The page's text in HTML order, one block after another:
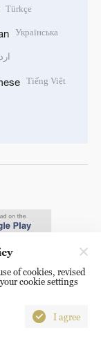
Türkçe
Українська
Tiếng Việt
16A
of cookies, revised
cookie settings
I agree